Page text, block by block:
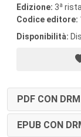
Edizione: 3a
Codice editore:
Disponibilità:
PDF CON DRM
EPUB CON